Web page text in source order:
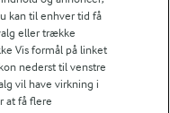
kan til enhver tid få
eller trække
Vis formål på linket
nederst til venstre
vil have virkning i
at få flere